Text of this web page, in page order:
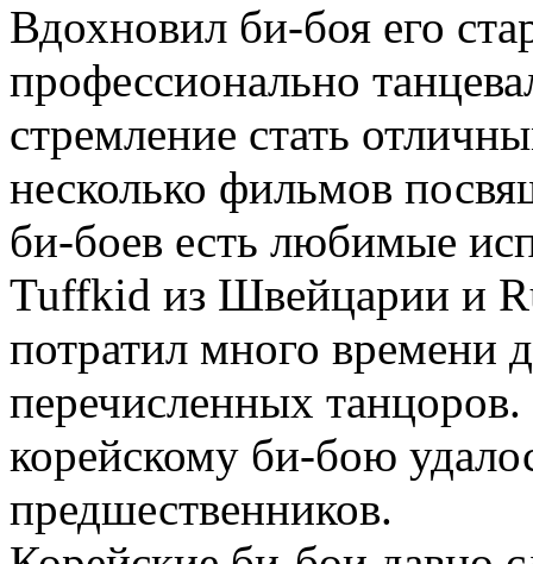
Вдохновил би-боя его
профессионально
стремление стать
несколько фильмов
би-боев есть любимые
Tuffkid из Швейцарии и
потратил много времени
перечисленных
корейскому би-бою
предшественников.